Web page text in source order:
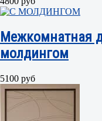
Межкомнатная
молдингом
5100 руб